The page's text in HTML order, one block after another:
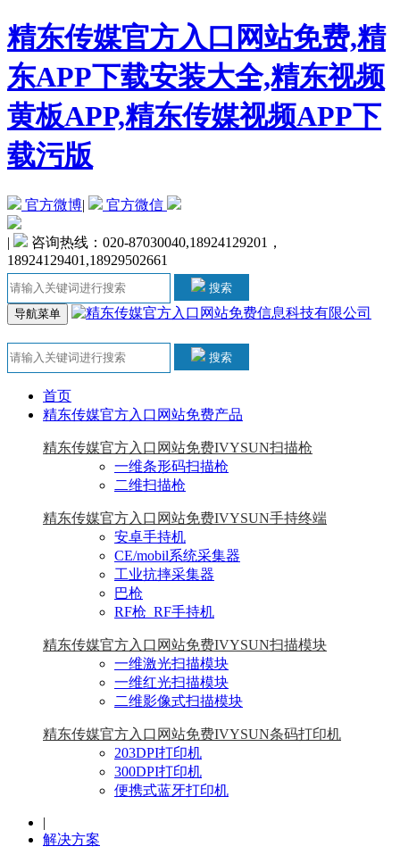
精东传媒官方入口网站免费,精
东APP下载安装大全,精东视频
黄板APP,精东传媒视频APP下
载污版
官方微博| 官方微信
|
咨询热线：020-87030040,18924129201，
18924129401,18929502661
搜索
导航菜单
搜索
首页
精东传媒官方入口网站免费产品
精东传媒官方入口网站免费IVYSUN扫描枪
一维条形码扫描枪
二维扫描枪
精东传媒官方入口网站免费IVYSUN手持终端
安卓手持机
CE/mobil系统采集器
工业抗摔采集器
巴枪
RF枪_RF手持机
精东传媒官方入口网站免费IVYSUN扫描模块
一维激光扫描模块
一维红光扫描模块
二维影像式扫描模块
精东传媒官方入口网站免费IVYSUN条码打印机
203DPI打印机
300DPI打印机
便携式蓝牙打印机
|
解决方案